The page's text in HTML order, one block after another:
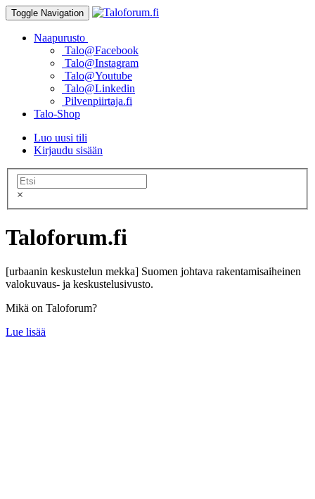
Toggle Navigation
Naapurusto
Talo@Facebook
Talo@Instagram
Talo@Youtube
Talo@Linkedin
Pilvenpiirtaja.fi
Talo-Shop
Luo uusi tili
Kirjaudu sisään
×
Taloforum.fi
[urbaanin keskustelun mekka] Suomen johtava rakentamisaiheinen
valokuvaus- ja keskustelusivusto.
Mikä on Taloforum?
Lue lisää